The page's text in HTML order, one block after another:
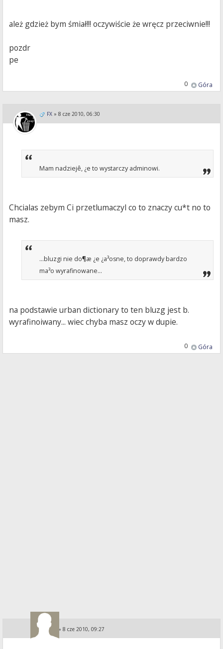
ależ gdzież bym śmiał!!! oczywiście że wręcz przeciwnie!!!
pozdr
pe
Góra
0
FX » 8 cze 2010, 06:30
Mam nadziejê, ¿e to wystarczy adminowi.
Chcialas zebym Ci przetlumaczyl co to znaczy cu*t no to
masz.
...bluzgi nie do¶æ ¿e ¿a³osne, to doprawdy bardzo
ma³o wyrafinowane...
na podstawie urban dictionary to ten bluzg jest b.
wyrafinoiwany... wiec chyba masz oczy w dupie.
Góra
0
KA i PE » 8 cze 2010, 09:27